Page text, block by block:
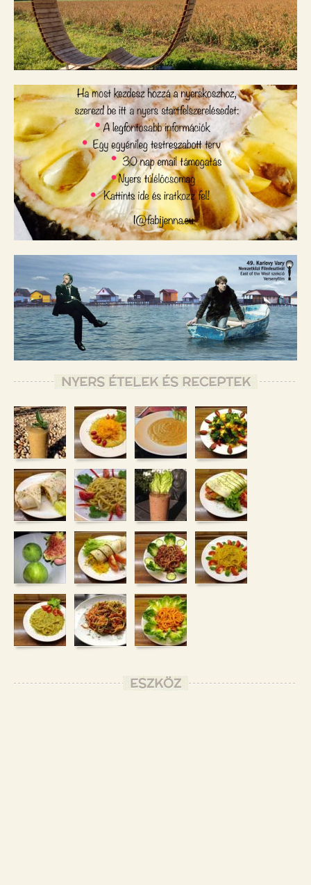
NYERS ÉTELEK ÉS RECEPTEK
ESZKÖZ